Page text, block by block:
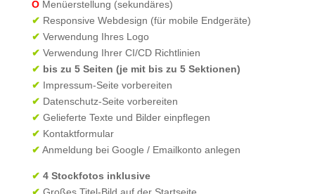
OMenüerstellung (sekundäres)
✔ Responsive Webdesign (für mobile Endgeräte)
✔ Verwendung Ihres Logo
✔ Verwendung Ihrer CI/CD Richtlinien
✔ bis zu 5 Seiten (je mit bis zu 5 Sektionen)
✔ Impressum-Seite vorbereiten
✔ Datenschutz-Seite vorbereiten
✔ Gelieferte Texte und Bilder einpflegen
✔ Kontaktformular
✔ Anmeldung bei Google / Emailkonto anlegen
✔ 4 Stockfotos inklusive